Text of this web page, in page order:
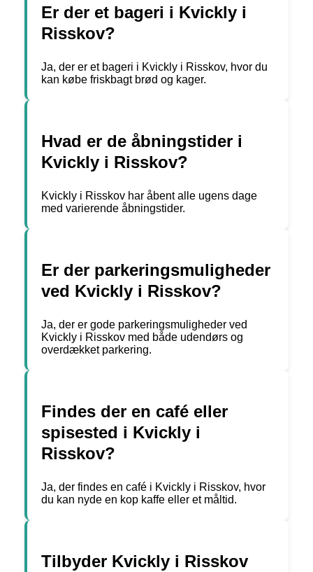
Er der et bageri i Kvickly i
Risskov?
Ja, der er et bageri i Kvickly i Risskov, hvor du
kan købe friskbagt brød og kager.
Hvad er de åbningstider i
Kvickly i Risskov?
Kvickly i Risskov har åbent alle ugens dage
med varierende åbningstider.
Er der parkeringsmuligheder
ved Kvickly i Risskov?
Ja, der er gode parkeringsmuligheder ved
Kvickly i Risskov med både udendørs og
overdækket parkering.
Findes der en café eller
spisested i Kvickly i
Risskov?
Ja, der findes en café i Kvickly i Risskov, hvor
du kan nyde en kop kaffe eller et måltid.
Tilbyder Kvickly i Risskov